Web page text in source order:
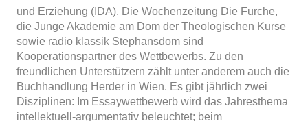
und Erziehung (IDA). Die Wochenzeitung Die Furche,
die Junge Akademie am Dom der Theologischen Kurse
sowie radio klassik Stephansdom sind
Kooperationspartner des Wettbewerbs. Zu den
freundlichen Unterstützern zählt unter anderem auch die
Buchhandlung Herder in Wien. Es gibt jährlich zwei
Disziplinen: Im Essaywettbewerb wird das Jahresthema
intellektuell-argumentativ beleuchtet; beim